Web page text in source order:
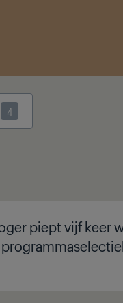
4
piept vijf keer